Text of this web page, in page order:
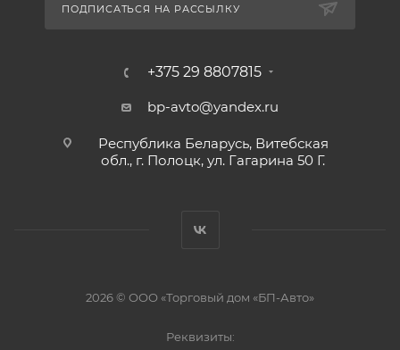
ПОДПИСАТЬСЯ НА РАССЫЛКУ
+375 29 8807815
bp-avto@yandex.ru
Республика Беларусь, Витебская
обл., г. Полоцк, ул. Гагарина 50 Г.
2026 © ООО «Торговый дом «БП-Авто»
Реквизиты: